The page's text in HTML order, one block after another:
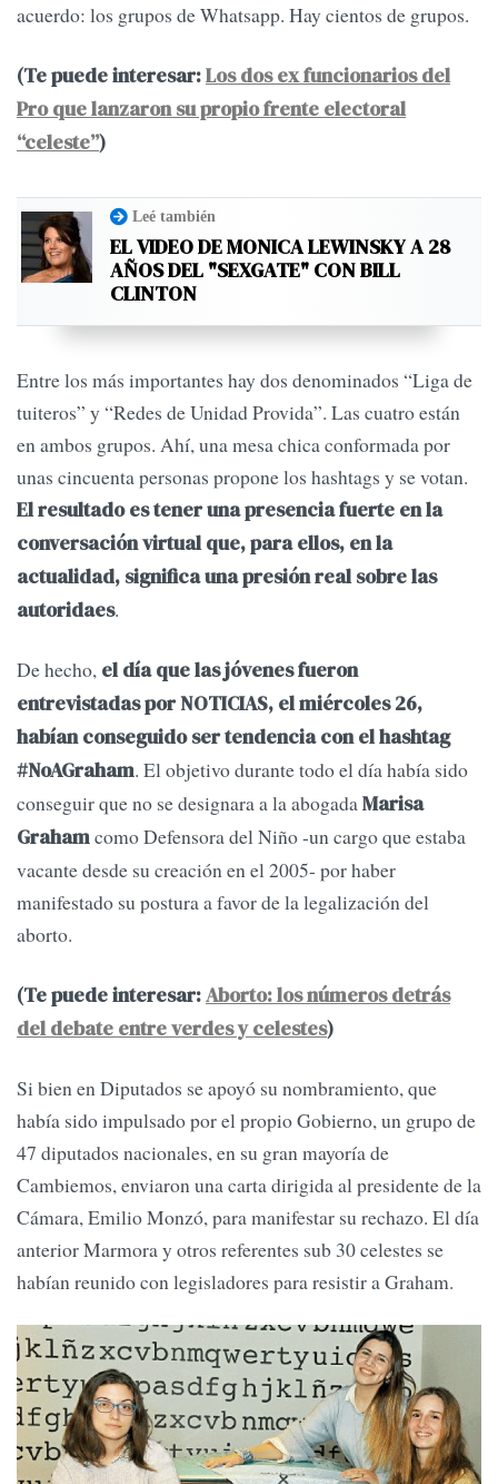
acuerdo: los grupos de Whatsapp. Hay cientos de grupos.
(Te puede interesar:Los dos ex funcionarios del
Pro que lanzaron su propio frente electoral
“celeste”)
Leé también
EL VIDEO DE MONICA LEWINSKY A 28
AÑOS DEL "SEXGATE" CON BILL
CLINTON
Entre los más importantes hay dos denominados “Liga de
tuiteros” y “Redes de Unidad Provida”. Las cuatro están
en ambos grupos. Ahí, una mesa chica conformada por
unas cincuenta personas propone los hashtags y se votan.
El resultado es tener una presencia fuerte en la
conversación virtual que, para ellos, en la
actualidad, significa una presión real sobre las
autoridaes.
De hecho, el día que las jóvenes fueron
entrevistadas por NOTICIAS, el miércoles 26,
habían conseguido ser tendencia con el hashtag
#NoAGraham. El objetivo durante todo el día había sido
conseguir que no se designara a la abogadaMarisa
Grahamcomo Defensora del Niño -un cargo que estaba
vacante desde su creación en el 2005- por haber
manifestado su postura a favor de la legalización del
aborto.
(Te puede interesar:Aborto: los números detrás
del debate entre verdes y celestes)
Si bien en Diputados se apoyó su nombramiento, que
había sido impulsado por el propio Gobierno, un grupo de
47 diputados nacionales, en su gran mayoría de
Cambiemos, enviaron una carta dirigida al presidente de la
Cámara, Emilio Monzó, para manifestar su rechazo. El día
anterior Marmora y otros referentes sub 30 celestes se
habían reunido con legisladores para resistir a Graham.